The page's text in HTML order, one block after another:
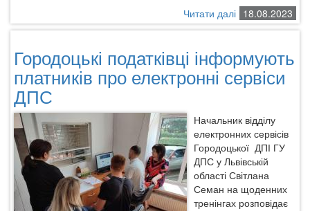
18.08.2023
Читати далі про
Нюанси
ПРРО
Городоцькі податківці інформують
платників про електронні сервіси
ДПС
Начальник відділу
електронних сервісів
Городоцької ДПІ ГУ
ДПС у Львівській
області Світлана
Семан на щоденних
тренінгах розповідає